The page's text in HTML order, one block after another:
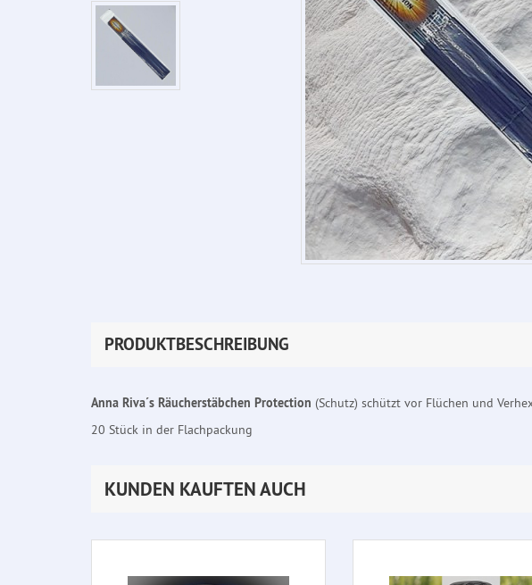
PRODUKTBESCHREIBUNG
Anna Riva´s Räucherstäbchen Protection (Schutz) schützt vor Flüchen und
20 Stück in der Flachpackung
KUNDEN KAUFTEN AUCH